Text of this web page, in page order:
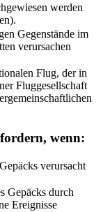
werden
Gegenstände im
verursachen
Flug, der in
Fluggesellschaft
wenn:
verursacht
Gepäcks durch
Ereignisse